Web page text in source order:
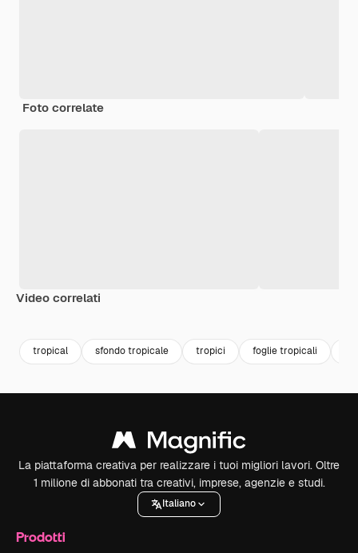
Foto correlate
Video correlati
tropical sfondo tropicale tropici foglie tropicali
La piattaforma creativa per realizzare i tuoi migliori lavori. Oltre
1 milione di abbonati tra creativi, imprese, agenzie e studi.
Italiano
Prodotti